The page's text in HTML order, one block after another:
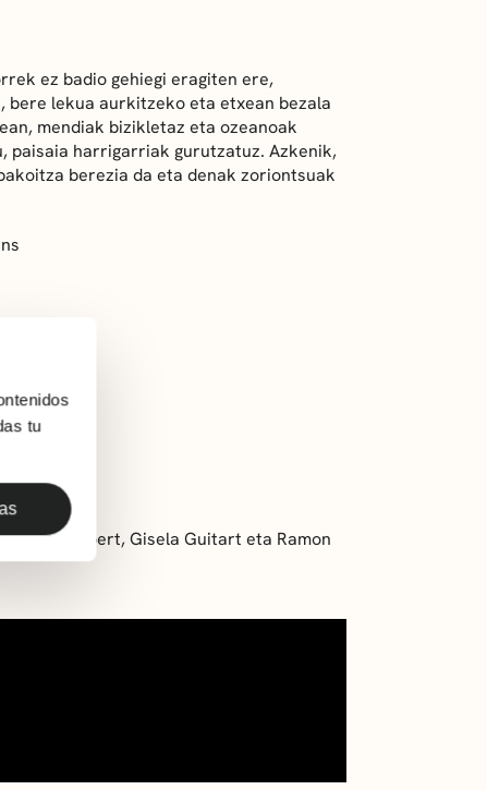
tu
ez badio gehiegi eragiten ere,
bere lekua aurkitzeko eta etxean bezala
mendiak bizikletaz eta ozeanoak
paisaia harrigarriak gurutzatuz. Azkenik,
berezia da eta denak zoriontsuak
Gilabert, Gisela Guitart eta Ramon